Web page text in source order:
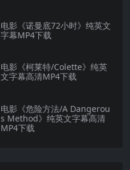
电影《诺曼底72小时》纯英文
字幕MP4下载
电影《柯莱特/Colette》纯英
文字幕高清MP4下载
电影《危险方法/A Dangerou
s Method》纯英文字幕高清
MP4下载